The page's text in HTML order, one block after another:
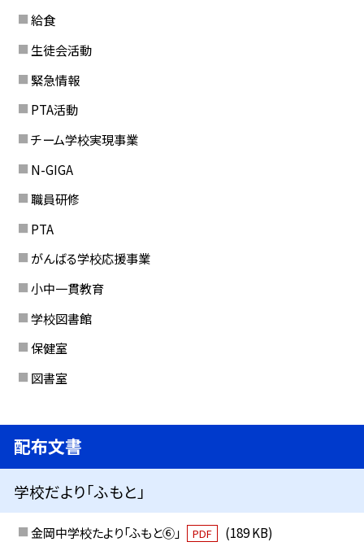
給食
生徒会活動
緊急情報
PTA活動
チーム学校実現事業
N-GIGA
職員研修
PTA
がんばる学校応援事業
小中一貫教育
学校図書館
保健室
図書室
配布文書
学校だより「ふもと」
金岡中学校たより「ふもと⑥」 PDF
(189 KB)